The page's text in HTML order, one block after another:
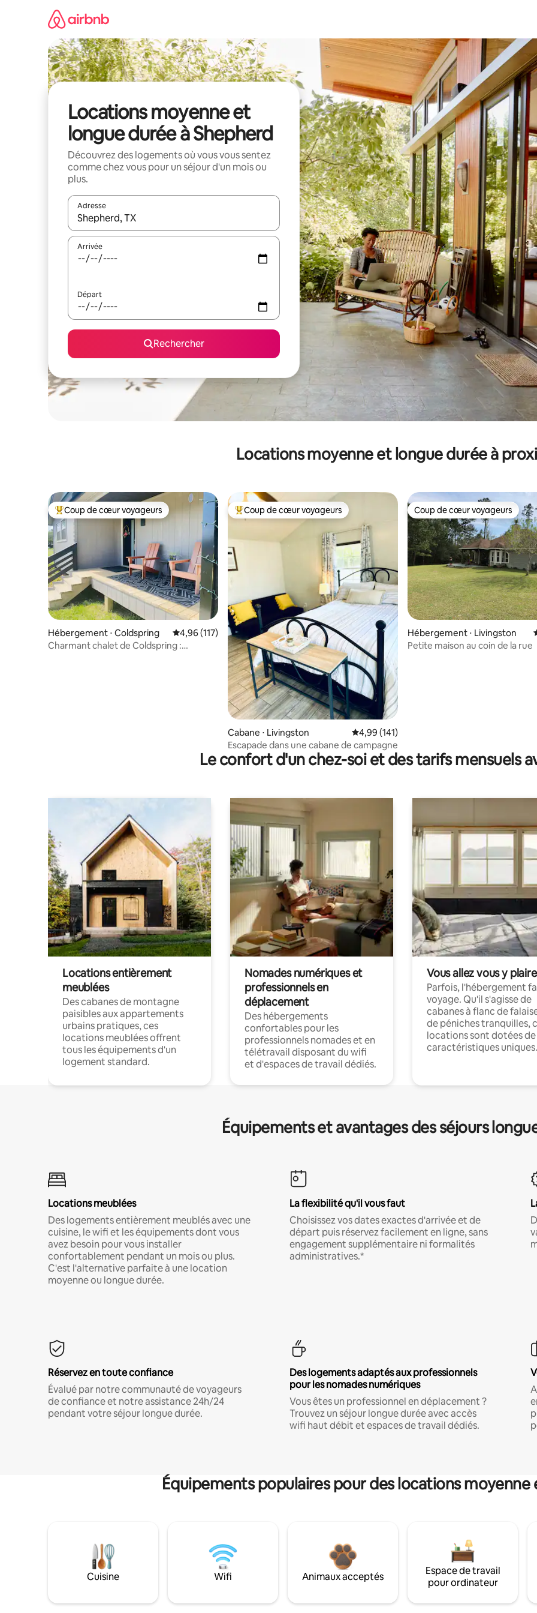
Locations moyenne et
longue durée à Shepherd
Découvrez des logements où vous vous sentez
comme chez vous pour un séjour d'un mois ou
plus.
Adresse
Lorsque les résultats s'affichent, utilisez les flèches vers le haut et vers le bas pour les parcourir ou en appuyant et en
Arrivée
Départ
Rechercher
Locations moyenne et longue durée à
Coups de cœur voyageurs les plus appréciés
Coup de cœur voyageurs
Hébergement ⋅ Coldspring Évaluation moyenne sur la base de 117 commentaires : 4,96 sur 5
4,96 (117)
Charmant chalet de Coldspring :
Coups de cœur voyageurs les plus appréciés
Coup de cœur voyageurs
Cabane ⋅ Livingston Évaluation moyenne sur la base de 141
4,99 (141)
Escapade dans une cabane de campagne
Coup de cœur voyageurs
Coup de cœur voyageurs
Hébergement ⋅ Livingston
Petite maison au coin de la rue
Le confort d'un chez-soi et des tarifs mensuels
Locations entièrement
meublées
Des cabanes de montagne
paisibles aux appartements
urbains pratiques, ces
locations meublées offrent
tous les équipements d'un
logement standard.
Nomades numériques et
professionnels en
déplacement
Des hébergements
confortables pour les
professionnels nomades et en
télétravail disposant du wifi
et d'espaces de travail dédiés.
Vous allez vous y plaire
Parfois, l'hébergement
voyage. Qu'il s'agisse de
cabanes à flanc de
de péniches tranquilles,
locations sont dotées de
caractéristiques uniques.
Équipements et avantages des séjours
Locations meublées
Des logements entièrement meublés avec une
cuisine, le wifi et les équipements dont vous
avez besoin pour vous installer
confortablement pendant un mois ou plus.
C'est l'alternative parfaite à une location
moyenne ou longue durée.
La flexibilité qu'il vous faut
Choisissez vos dates exactes d'arrivée et de
départ puis réservez facilement en ligne, sans
engagement supplémentaire ni formalités
administratives.*
Réservez en toute confiance
Évalué par notre communauté de voyageurs
de confiance et notre assistance 24h/24
pendant votre séjour longue durée.
Des logements adaptés aux professionnels
pour les nomades numériques
Vous êtes un professionnel en déplacement ?
Trouvez un séjour longue durée avec accès
wifi haut débit et espaces de travail dédiés.
Équipements populaires pour des locations
Cuisine Wifi Animaux acceptés
Espace de travail
pour ordinateur